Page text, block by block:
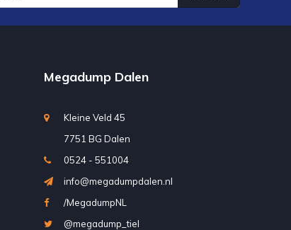
Megadump Dalen
Kleine Veld 45
7751 BG Dalen
0524 - 551004
info@megadumpdalen.nl
/MegadumpNL
@megadump_tiel